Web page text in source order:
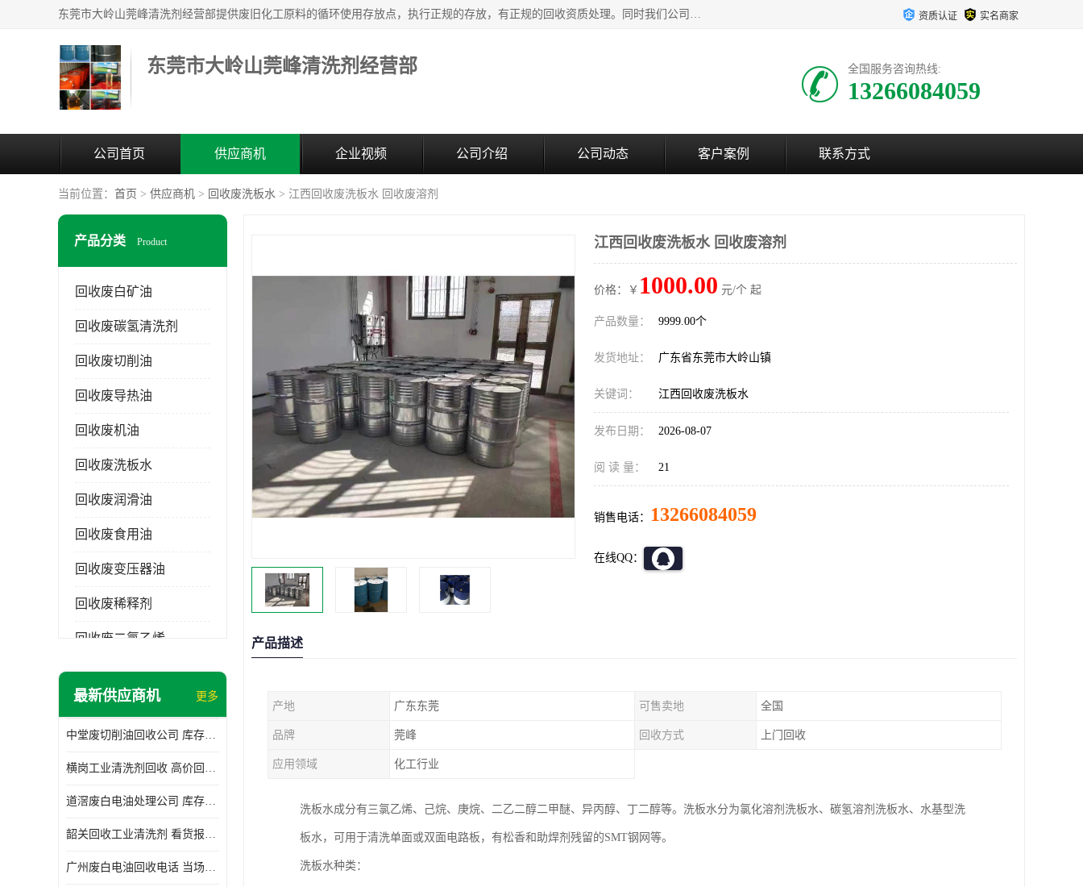
东莞市大岭山莞峰清洗剂经营部提供废旧化工原料的循环使用存放点，执行正规的存放，有正规的回收资质处理。同时我们公司批发零售回收级清洗剂，废液压油、废变压油、废清洗剂、脱模油、再生基础油，质量保证。 资质认证 实名商家
东莞市大岭山莞峰清洗剂经营部 全国服务咨询热线:
13266084059
公司首页 供应商机 企业视频 公司介绍 公司动态 客户案例 联系方式
当前位置： 首页 > 供应商机 > 回收废洗板水 > 江西回收废洗板水 回收废溶剂
产品分类 Product
回收废白矿油
回收废碳氢清洗剂
回收废切削油
回收废导热油
回收废机油
回收废洗板水
回收废润滑油
回收废食用油
回收废变压器油
回收废稀释剂
回收废二氯乙烯
回收废清洗剂
回收废三氯乙烯
回收废清洗液
最新供应商机 更多
中堂废切削油回收公司 库存积压回收 义乌市永峰贸易商行
横岗工业清洗剂回收 高价回收 量大量小均可
道滘废白电油处理公司 库存积压回收 量大量小均可
韶关回收工业清洗剂 看货报价 欢迎电话咨询
广州废白电油回收电话 当场结算 现款结算
江西回收废洗板水 回收废溶剂
价格：￥ 1000.00 元/个 起
产品数量： 9999.00个
发货地址： 广东省东莞市大岭山镇
关键词： 江西回收废洗板水
发布日期： 2026-08-07
阅 读 量： 21
销售电话： 13266084059
在线QQ：
产品描述
产地 广东东莞 可售卖地 全国
品牌 莞峰 回收方式 上门回收
应用领域 化工行业
洗板水成分有三氯乙烯、己烷、庚烷、二乙二醇二甲醚、异丙醇、丁二醇等。洗板水分为氯化溶剂洗板水、碳氢溶剂洗板水、水基型洗
板水，可用于清洗单面或双面电路板，有松香和助焊剂残留的SMT钢网等。
洗板水种类：